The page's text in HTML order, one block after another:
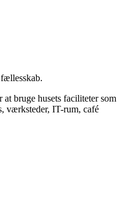
bruge husets faciliteter som
værksteder, IT-rum, café